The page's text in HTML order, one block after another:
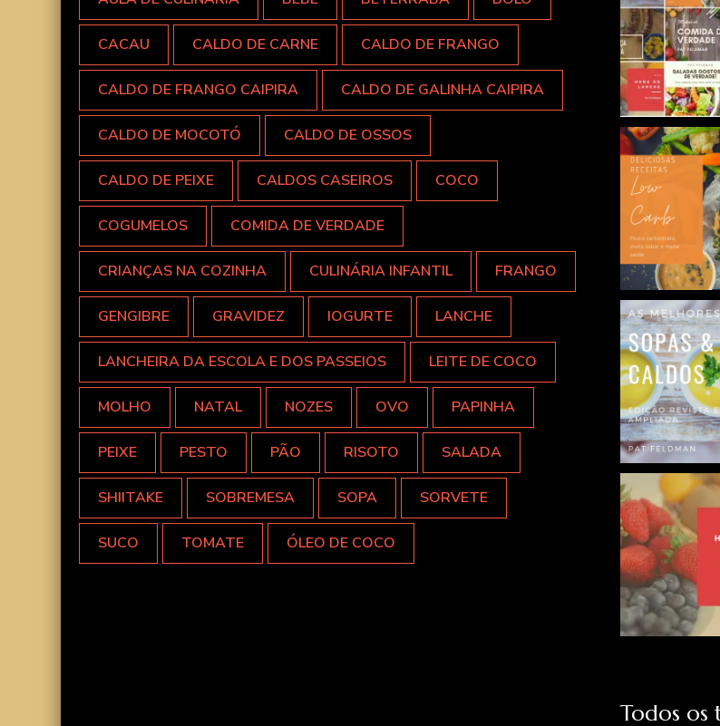
CACAU CALDO DE CARNE CALDO DE FRANGO
CALDO DE FRANGO CAIPIRA CALDO DE GALINHA CAIPIRA
CALDO DE MOCOTÓ CALDO DE OSSOS
CALDO DE PEIXE CALDOS CASEIROS COCO
COGUMELOS COMIDA DE VERDADE
CRIANÇAS NA COZINHA CULINÁRIA INFANTIL FRANGO
GENGIBRE GRAVIDEZ IOGURTE LANCHE
LANCHEIRA DA ESCOLA E DOS PASSEIOS LEITE DE COCO
MOLHO NATAL NOZES OVO PAPINHA
PEIXE PESTO PÃO RISOTO SALADA
SHIITAKE SOBREMESA SOPA SORVETE
SUCO TOMATE ÓLEO DE COCO
Todos os